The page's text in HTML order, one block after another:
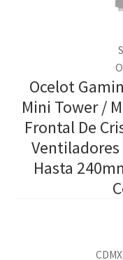
Ocelot
Mini Tower /
Frontal De
Hasta